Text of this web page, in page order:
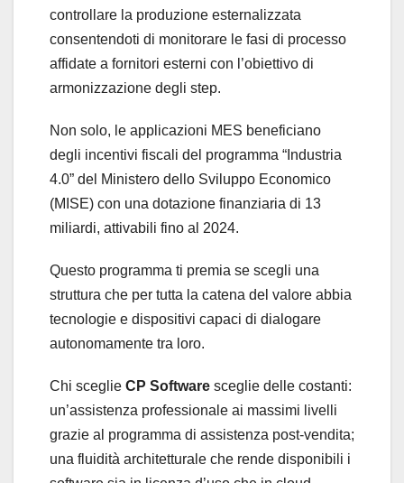
controllare la produzione esternalizzata
consentendoti di monitorare le fasi di processo
affidate a fornitori esterni con l’obiettivo di
armonizzazione degli step.
Non solo, le applicazioni MES beneficiano
degli incentivi fiscali del programma “Industria
4.0” del Ministero dello Sviluppo Economico
(MISE) con una dotazione finanziaria di 13
miliardi, attivabili fino al 2024.
Questo programma ti premia se scegli una
struttura che per tutta la catena del valore abbia
tecnologie e dispositivi capaci di dialogare
autonomamente tra loro.
Chi sceglie CP Software sceglie delle costanti:
un’assistenza professionale ai massimi livelli
grazie al programma di assistenza post-vendita;
una fluidità architetturale che rende disponibili i